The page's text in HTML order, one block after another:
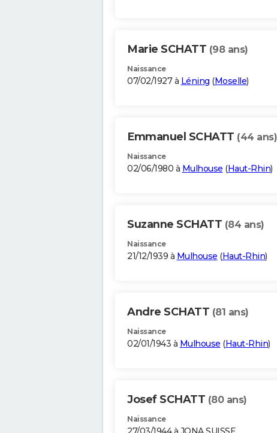
Marie SCHATT (98 ans)
Naissance
07/02/1927 à Léning (Moselle)
Emmanuel SCHATT (44 ans)
Naissance
02/06/1980 à Mulhouse (Haut-Rhin)
Suzanne SCHATT (84 ans)
Naissance
21/12/1939 à Mulhouse (Haut-Rhin)
Andre SCHATT (81 ans)
Naissance
02/01/1943 à Mulhouse (Haut-Rhin)
Josef SCHATT (80 ans)
Naissance